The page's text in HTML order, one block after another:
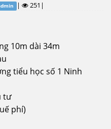
| 251|
10m dài 34m
tiểu học số 1 Ninh
tư
phí)